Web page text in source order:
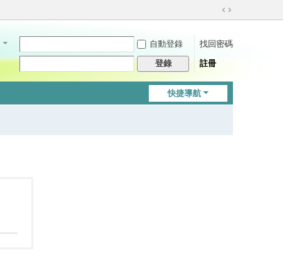
切
到
自動登錄
找回密碼
登錄 註冊
快捷導航